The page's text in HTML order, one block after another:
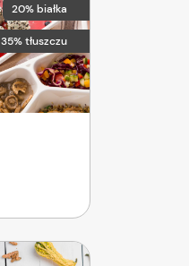
20% białka
35% tłuszczu